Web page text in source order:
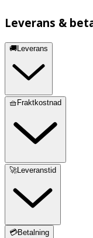
Leverans &
🚚Leverans
🧺Fraktkostnad
🚀Leveranstid
💳Betalning